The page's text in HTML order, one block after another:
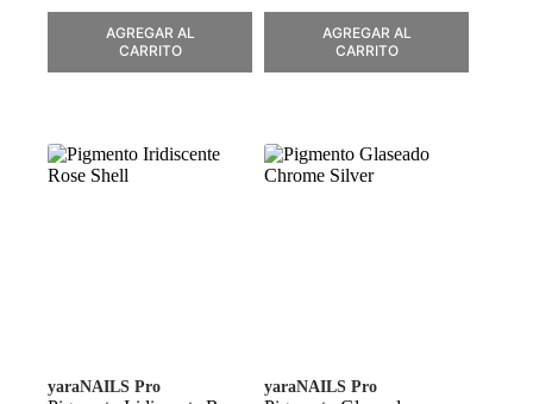
AGREGAR AL
CARRITO
AGREGAR AL
CARRITO
yaraNAILS Pro yaraNAILS Pro